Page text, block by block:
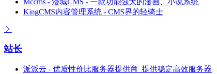
Mccms - 漫城CMS - 一款功能强大的漫画、小说系统
KingCMS内容管理系统 - CMS界的轻骑士
站长
派派云 - 优质性价比服务器提供商_提供稳定高效服务器